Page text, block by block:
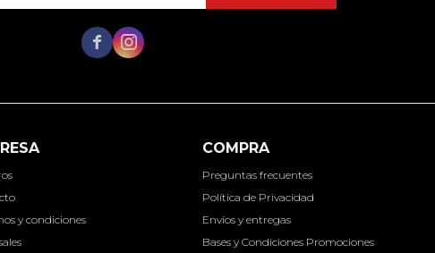
y condiciones
COMPRA
Preguntas frecuentes
Política de Privacidad
Envíos y entregas
Bases y Condiciones Promociones
 